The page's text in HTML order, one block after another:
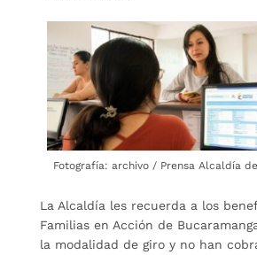
Fotografía: archivo / Prensa Alcaldía
La Alcaldía les recuerda a los
Familias en Acción de
la modalidad de giro y no han